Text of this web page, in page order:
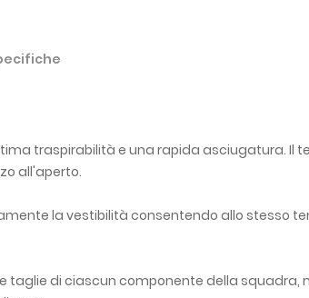
traspirabilità e una rapida asciugatura. Il
all'aperto.
la vestibilità consentendo allo stesso
taglie di ciascun componente della squadra,